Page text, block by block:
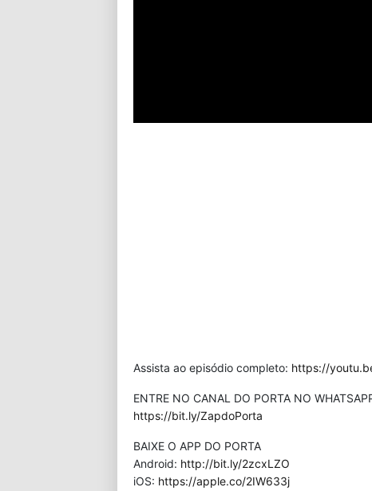
Assista ao episódio completo: https://
ENTRE NO CANAL DO PORTA NO
https://bit.ly/ZapdoPorta
BAIXE O APP DO PORTA
Android: http://bit.ly/2zcxLZO
iOS: https://apple.co/2IW633j